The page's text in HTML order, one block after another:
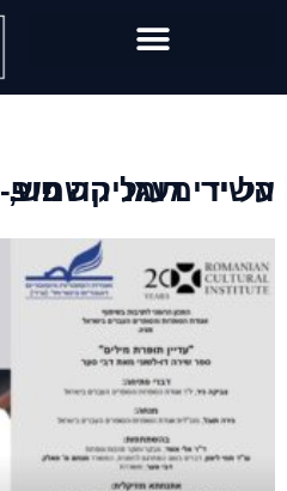
השיר מעגל השמש, קוראת ברומנית על ידי דומניקה פופ-Domnica Pop.